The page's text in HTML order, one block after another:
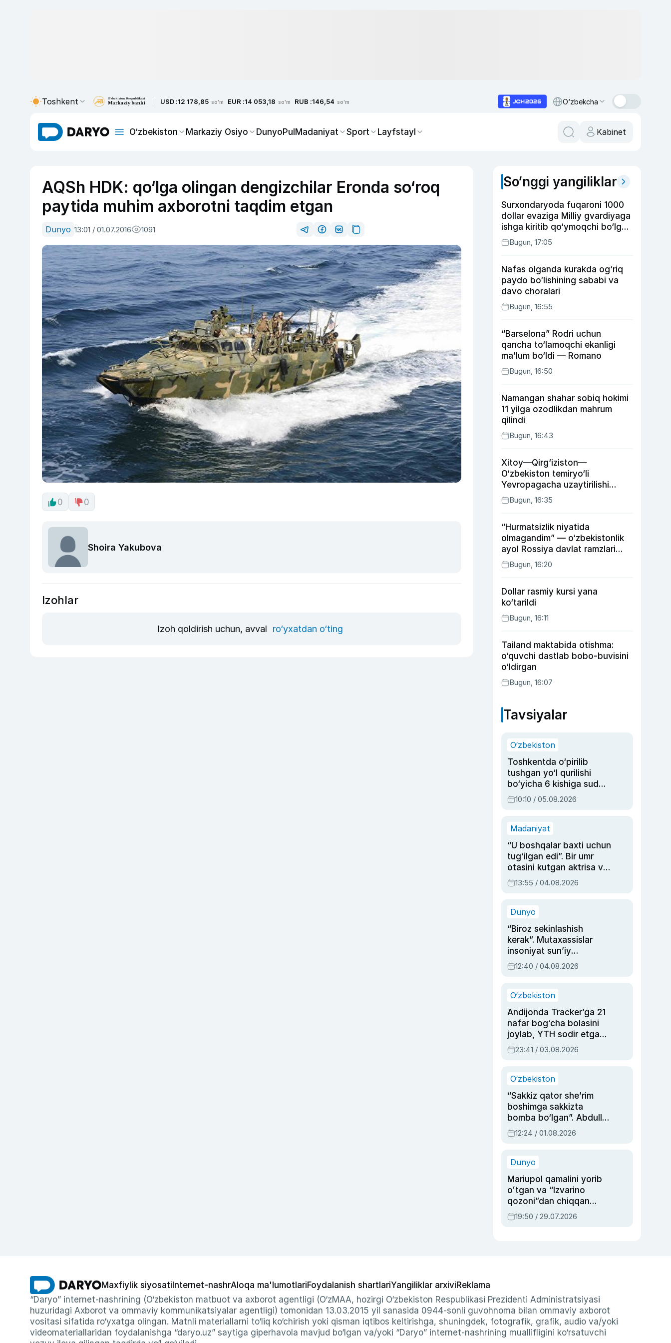
Toshkent USD :12 178,85 so'm EUR :14 053,18 so'm RUB :146,54 so'm O‘zbekcha
O‘zbekiston Markaziy Osiyo DunyoPulMadaniyat Sport Layfstayl Kabinet
AQSh HDK: qo‘lga olingan dengizchilar Eronda so‘roq
paytida muhim axborotni taqdim etgan
Dunyo 13:01 / 01.07.2016 1091
0 0
Shoira Yakubova
Izohlar
Izoh qoldirish uchun, avval ro‘yxatdan o‘ting
So‘nggi yangiliklar
Surxondaryoda fuqaroni 1000
dollar evaziga Milliy gvardiyaga
ishga kiritib qo‘ymoqchi bo‘lgan
shaxs ushlandi
Bugun, 17:05
Nafas olganda kurakda og‘riq
paydo bo‘lishining sababi va
davo choralari
Bugun, 16:55
“Barselona” Rodri uchun
qancha to‘lamoqchi ekanligi
ma’lum bo‘ldi — Romano
Bugun, 16:50
Namangan shahar sobiq hokimi
11 yilga ozodlikdan mahrum
qilindi
Bugun, 16:43
Xitoy—Qirg‘iziston—
O‘zbekiston temiryo‘li
Yevropagacha uzaytirilishi
mumkin
Bugun, 16:35
“Hurmatsizlik niyatida
olmagandim” — o‘zbekistonlik
ayol Rossiya davlat ramzlari
tushirilgan poyandoz haqida
Bugun, 16:20
Dollar rasmiy kursi yana
ko‘tarildi
Bugun, 16:11
Tailand maktabida otishma:
o‘quvchi dastlab bobo-buvisini
o‘ldirgan
Bugun, 16:07
Tavsiyalar
O‘zbekiston
Toshkentda o‘pirilib
tushgan yo‘l qurilishi
bo‘yicha 6 kishiga sud
hukmi o‘qildi
10:10 / 05.08.2026
Madaniyat
“U boshqalar baxti uchun
tug‘ilgan edi”. Bir umr
otasini kutgan aktrisa va
dublyaj ustasi Rimma
Ahmedovaning
13:55 / 04.08.2026
Dunyo
“Biroz sekinlashish
kerak”. Mutaxassislar
insoniyat sun’iy
intellektni boshqara
olmay qolishidan xavotir
12:40 / 04.08.2026
O‘zbekiston
Andijonda Tracker’ga 21
nafar bog‘cha bolasini
joylab, YTH sodir etgan
ayolga sud hukmi o‘qildi
23:41 / 03.08.2026
O‘zbekiston
“Sakkiz qator she’rim
boshimga sakkizta
bomba bo‘lgan”. Abdulla
Oripovni siyosiy
ayblovlardan asrab
12:24 / 01.08.2026
Dunyo
Mariupol qamalini yorib
oʻtgan va “Izvarino
qozoni”dan chiqqan
qahramon — Ukraina
armiyasi bosh
19:50 / 29.07.2026
Maxfiylik siyosati Internet-nashrAloqa ma'lumotlariFoydalanish shartlariYangiliklar arxiviReklama
“Daryo” internet-nashrining (O‘zbekiston matbuot va axborot agentligi (O‘zMAA, hozirgi O‘zbekiston Respublikasi Prezidenti Administratsiyasi
huzuridagi Axborot va ommaviy kommunikatsiyalar agentligi) tomonidan 13.03.2015 yil sanasida 0944-sonli guvohnoma bilan ommaviy axborot
vositasi sifatida ro‘yxatga olingan. Matnli materiallarni to‘liq ko‘chirish yoki qisman iqtibos keltirishga, shuningdek, fotografik, grafik, audio va/yoki
videomateriallaridan foydalanishga “daryo.uz” saytiga giperhavola mavjud bo‘lgan va/yoki “Daryo” internet-nashrining muallifligini ko‘rsatuvchi